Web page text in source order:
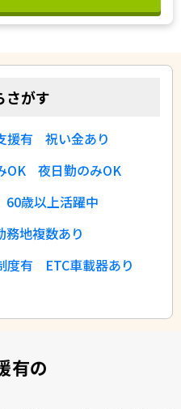
さがす
援有
祝い金あり
OK
夜日勤のみOK
60歳以上活躍中
務地複数あり
度有
ETC車載器あり
有の